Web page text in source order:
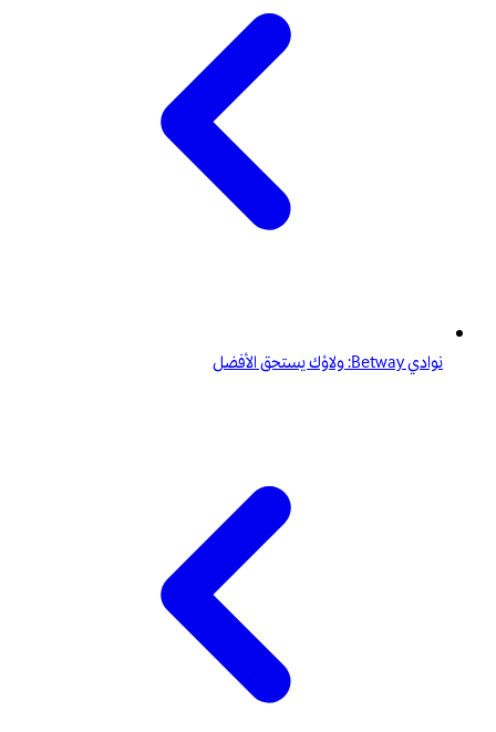
نوادي Betway: ولاؤك يستحق الأفضل